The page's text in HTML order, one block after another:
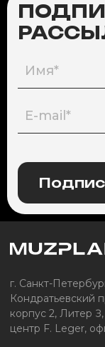
г. Санкт-
Кондратьевский
корпус 2, Литер
центр F. Leger,